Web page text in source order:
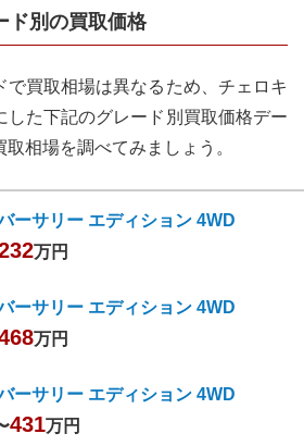
ド別の買取価格
買取相場は異なるため、 チェロキ
した下記のグレード別買取価格デー
相場を調べてみましょう。
ーサリー エディション 4WD
万円
ーサリー エディション 4WD
万円
ーサリー エディション 4WD
431万円